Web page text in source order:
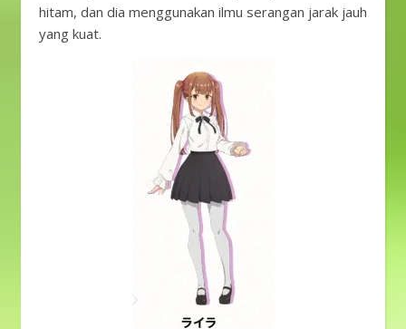
hitam, dan dia menggunakan ilmu serangan jarak jauh
yang kuat.